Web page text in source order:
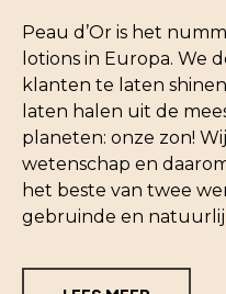
Peau d’Or is het
lotions in Europa. We
klanten te laten
laten halen uit de
planeten: onze zon!
wetenschap en
het beste van twee
gebruinde en